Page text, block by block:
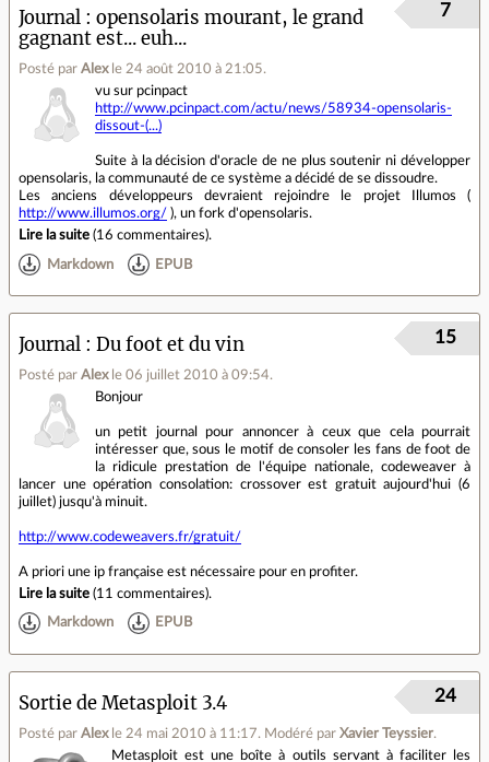
Journal
opensolaris mourant, le grand
gagnant est... euh...
Posté par Alex le 24 août 2010 à 21:05.
7
vu sur pcinpact
http://www.pcinpact.com/actu/news/58934-opensolaris-
dissout-(...)
Suite à la décision d'oracle de ne plus soutenir ni développer
opensolaris, la communauté de ce système a décidé de se dissoudre.
Les anciens développeurs devraient rejoindre le projet Illumos (
http://www.illumos.org/ ), un fork d'opensolaris.
Lire la suite (16 commentaires).
Markdown EPUB
Journal Du foot et du vin
Posté par Alex le 06 juillet 2010 à 09:54.
15
Bonjour
un petit journal pour annoncer à ceux que cela pourrait
intéresser que, sous le motif de consoler les fans de foot de
la ridicule prestation de l'équipe nationale, codeweaver à
lancer une opération consolation: crossover est gratuit aujourd'hui (6
juillet) jusqu'à minuit.
http://www.codeweavers.fr/gratuit/
A priori une ip française est nécessaire pour en profiter.
Lire la suite (11 commentaires).
Markdown EPUB
Sortie de Metasploit 3.4
Posté par Alex le 24 mai 2010 à 11:17. Modéré par Xavier Teyssier.
24
Metasploit est une boîte à outils servant à faciliter les